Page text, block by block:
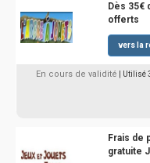
Dès 35€
offerts
vers la
En cours de validité | Utilisé
Frais de
gratuite